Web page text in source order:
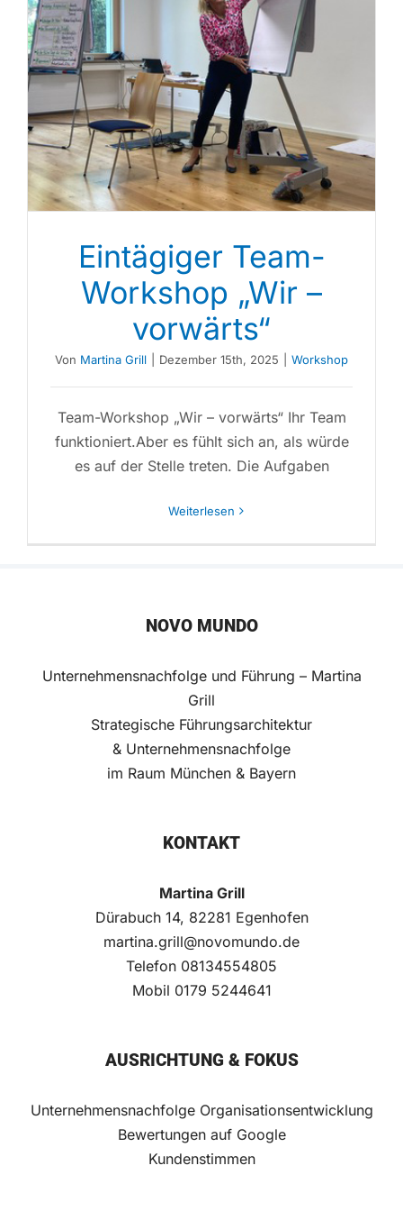
Eintägiger Team-
Workshop „Wir –
vorwärts“
Von Martina Grill Dezember 15th, 2025 Workshop
Team-Workshop „Wir – vorwärts“ Ihr Team
funktioniert.Aber es fühlt sich an, als würde
es auf der Stelle treten. Die Aufgaben
Weiterlesen
NOVO MUNDO
Unternehmensnachfolge und Führung – Martina
Grill
Strategische Führungsarchitektur
& Unternehmensnachfolge
im Raum München & Bayern
KONTAKT
Martina Grill
Dürabuch 14, 82281 Egenhofen
martina.grill@novomundo.de
Telefon 08134554805
Mobil 0179 5244641
AUSRICHTUNG & FOKUS
Unternehmensnachfolge Organisationsentwicklung
Bewertungen auf Google
Kundenstimmen